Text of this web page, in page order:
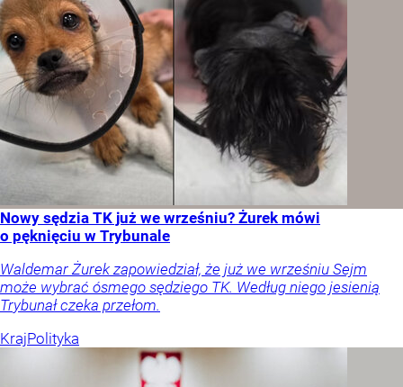
Nowy sędzia TK już we wrześniu? Żurek mówi
o pęknięciu w Trybunale
Waldemar Żurek zapowiedział, że już we wrześniu Sejm
może wybrać ósmego sędziego TK. Według niego jesienią
Trybunał czeka przełom.
KrajPolityka